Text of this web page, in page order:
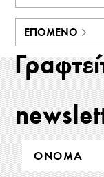
ΕΠΌΜΕΝΟ